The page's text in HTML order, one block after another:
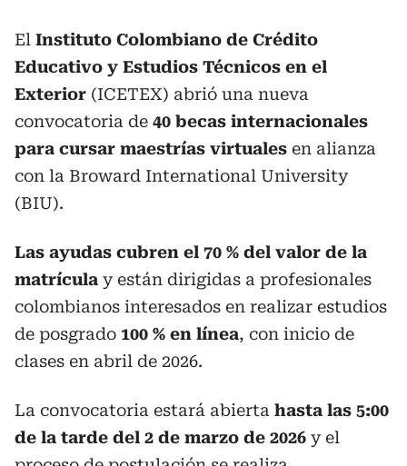
El Instituto Colombiano de Crédito
Educativo y Estudios Técnicos en el
Exterior (ICETEX) abrió una nueva
convocatoria de 40 becas internacionales
para cursar maestrías virtuales en alianza
con la Broward International University
(BIU).
Las ayudas cubren el 70 % del valor de la
matrícula y están dirigidas a profesionales
colombianos interesados en realizar estudios
de posgrado 100 % en línea, con inicio de
clases en abril de 2026.
La convocatoria estará abierta hasta las 5:00
de la tarde del 2 de marzo de 2026 y el